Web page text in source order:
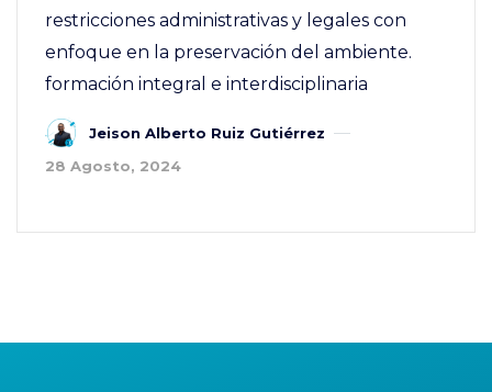
restricciones administrativas y legales con
enfoque en la preservación del ambiente.
formación integral e interdisciplinaria
Jeison Alberto Ruiz Gutiérrez
28 Agosto, 2024